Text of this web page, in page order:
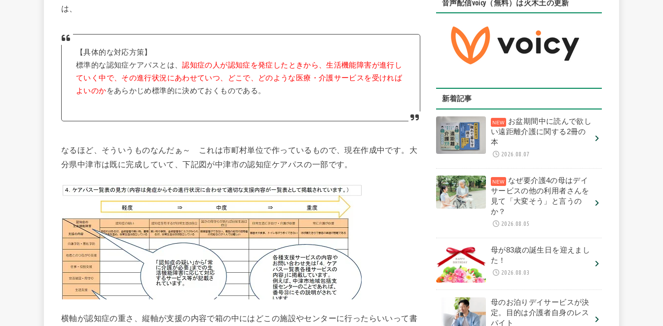
は、
【具体的な対応方策】
標準的な認知症ケアパスとは、認知症の人が認知症を発症したときから、生活機能障害が進行し
ていく中で、その進行状況にあわせていつ、どこで、どのような医療・介護サービスを受ければ
よいのかをあらかじめ標準的に決めておくものである。
なるほど、そういうものなんだぁ～ これは市町村単位で作っているもので、現在作成中です。大
分県中津市は既に完成していて、下記図が中津市の認知症ケアパスの一部です。
横軸が認知症の重さ、縦軸が支援の内容で箱の中にはどこの施設やセンターに行ったらいいって書
音声配信voicy（無料）は火木土の更新
新着記事
お盆期間中に読んで欲し
い遠距離介護に関する2冊の
本
2026.08.07
なぜ要介護4の母はデイ
サービスの他の利用者さんを
見て「大変そう」と言うの
か？
2026.08.05
母が83歳の誕生日を迎えまし
た！
2026.08.03
母のお泊りデイサービスが決
定。目的は介護者自身のレス
パイト